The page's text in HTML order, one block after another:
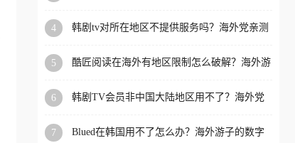
学、定居等，都可以使用，
扰。
4
韩剧tv对所在地区不提供服务吗？海外党亲测
5
酷匠阅读在海外有地区限制怎么破解？海外游
6
韩剧TV会员非中国大陆地区用不了？海外党
7
Blued在韩国用不了怎么办？海外游子的数字